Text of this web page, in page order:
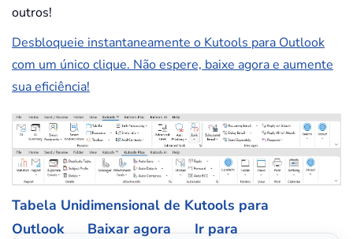
outros!
Desbloqueie instantaneamente o Kutools para Outlook
com um único clique. Não espere, baixe agora e aumente
sua eficiência!
Tabela Unidimensional de Kutools para
Outlook
Baixar agora
Ir para